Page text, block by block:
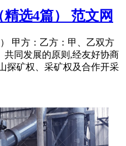
选4篇） 范文网
甲方：乙方：甲、乙双方
共同发展的原则,经友好协商
探矿权、采矿权及合作开采